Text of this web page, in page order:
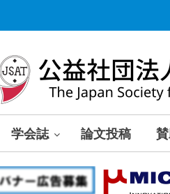
学会誌 論文投稿